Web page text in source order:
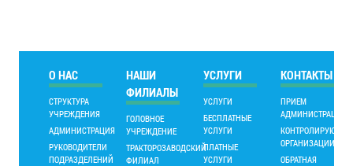
О НАС
СТРУКТУРА
УЧРЕЖДЕНИЯ
АДМИНИСТРАЦИЯ
РУКОВОДИТЕЛИ
ПОДРАЗДЕЛЕНИЙ
НАШИ
ФИЛИАЛЫ
ГОЛОВНОЕ
УЧРЕЖДЕНИЕ
ТРАКТОРОЗАВОДСКИЙ
ФИЛИАЛ
УСЛУГИ
УСЛУГИ
БЕСПЛАТНЫЕ
УСЛУГИ
ПЛАТНЫЕ
УСЛУГИ
КОНТАКТЫ
ПРИЕМ
АДМИНИСТРАЦИИ
КОНТРОЛИРУЮЩИЕ
ОРГАНИЗАЦИИ
ОБРАТНАЯ